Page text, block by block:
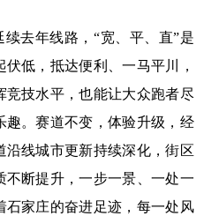
续去年线路，“宽、平、直”是
低，抵达便利、一马平川，
竞技水平，也能让大众跑者尽
趣。赛道不变，体验升级，经
沿线城市更新持续深化，街区
不断提升，一步一景、一处一
石家庄的奋进足迹，每一处风